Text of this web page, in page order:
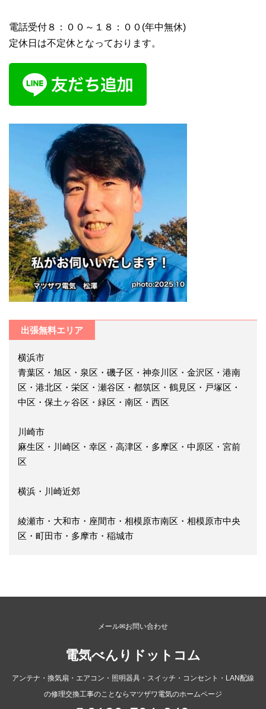
電話受付８：００～１８：００(年中無休)
定休日は不定休となっております。
出張無料エリア
横浜市
青葉区・旭区・泉区・磯子区・神奈川区・金沢区・港南
区・港北区・栄区・瀬谷区・都筑区・鶴見区・戸塚区・
中区・保土ヶ谷区・緑区・南区・西区
川崎市
麻生区・川崎区・幸区・高津区・多摩区・中原区・宮前
区
横浜・川崎近郊
綾瀬市・大和市・座間市・相模原市南区・相模原市中央
区・町田市・多摩市・稲城市
メール✉お問い合わせ
電気べんりドットコム
アンテナ・換気扇・エアコン・照明器具・スイッチ・コンセント・LAN配線
の修理交換工事のことならマツザワ電気のホームページ